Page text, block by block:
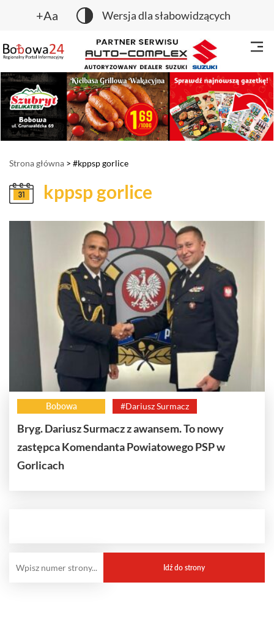
+Aa Wersja dla słabowidzących
Strona główna > #kppsp gorlice
kppsp gorlice
Bobowa #Dariusz Surmacz
Bryg. Dariusz Surmacz z awansem. To nowy
zastępca Komendanta Powiatowego PSP w
Gorlicach